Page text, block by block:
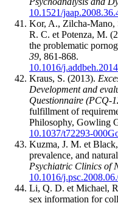
10.1521/
Kor, A., Zilcha-Mano,
R. C. et Potenza, M.
the problematic
39, 861-868.
10.1016/
Kraus, S. (2013).
Development and
Questionnaire (PCQ-
fulfillment of
Philosophy, Gowling
10.1037/t72293-000
Kuzma, J. M. et
prevalence, and
Psychiatric Clinics of
10.1016/
Li, Q. D. et Michael,
sex information for